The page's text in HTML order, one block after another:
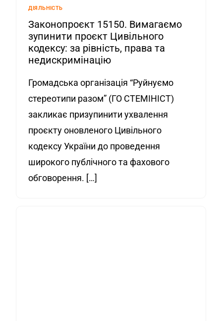
ДІЯЛЬНІСТЬ
Законопроєкт 15150. Вимагаємо
зупинити проєкт Цивільного
кодексу: за рівність, права та
недискримінацію
Громадська організація “Руйнуємо
стереотипи разом” (ГО СТЕМІНІСТ)
закликає призупинити ухвалення
проєкту оновленого Цивільного
кодексу України до проведення
широкого публічного та фахового
обговорення. […]